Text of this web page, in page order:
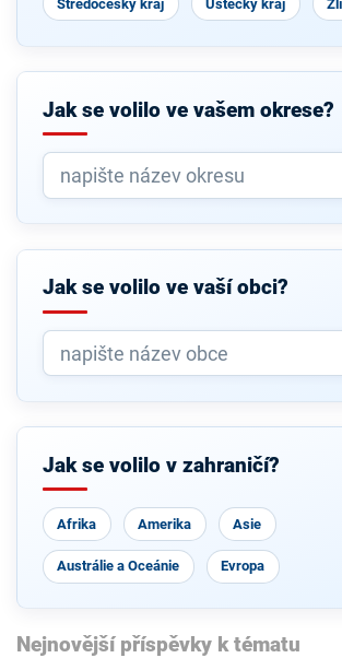
Středočeský kraj Ústecký kraj
Jak se volilo ve vašem okrese?
Jak se volilo ve vaší obci?
Jak se volilo v zahraničí?
Afrika Amerika Asie
Austrálie a Oceánie Evropa
Nejnovější příspěvky k tématu